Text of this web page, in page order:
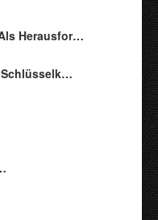
Herausfor…
Schlüsselk…